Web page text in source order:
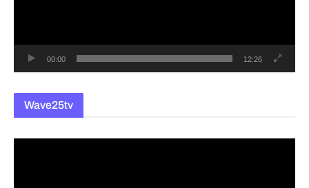
00:00 12:26
Wave25tv